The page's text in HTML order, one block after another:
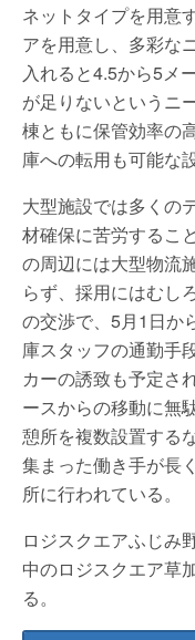
ネットタイプを用意
アを用意し、多彩な
入れると4.5から5メ
が足りないというニ
棟ともに保管効率の
庫への転用も可能な
大型施設では多くの
材確保に苦労するこ
の周辺には大型物流
らず、採用にはむし
の交渉で、5月1日か
庫スタッフの通勤手
カーの誘致も予定さ
ースからの移動に無
憩所を複数設置する
集まった働き手が長
所に行われている。
ロジスクエアふじみ
中のロジスクエア草
る。